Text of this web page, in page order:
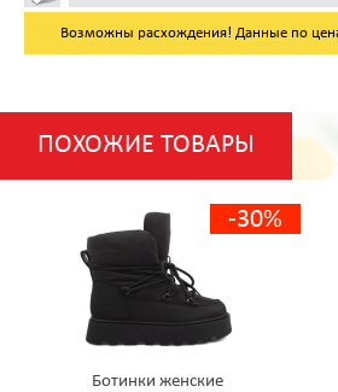
Возможны расхождения! Данные по
ПОХОЖИЕ ТОВАРЫ
-30%
Ботинки женские